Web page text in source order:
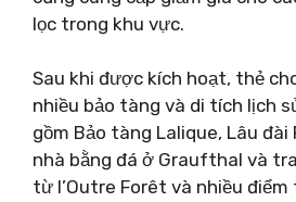
lọc trong khu vực.
Sau khi được kích hoạt, thẻ
nhiều bảo tàng và di tích lịch
gồm Bảo tàng Lalique, Lâu
nhà bằng đá ở Graufthal và
từ l’Outre Forêt và nhiều